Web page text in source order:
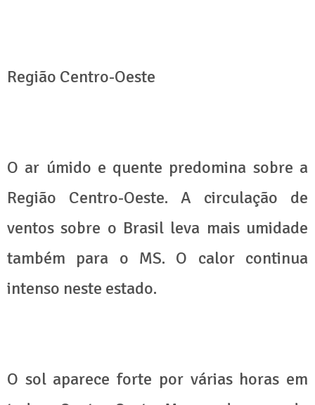
Região Centro-Oeste
O ar úmido e quente predomina sobre a
Região Centro-Oeste. A circulação de
ventos sobre o Brasil leva mais umidade
também para o MS. O calor continua
intenso neste estado.
O sol aparece forte por várias horas em